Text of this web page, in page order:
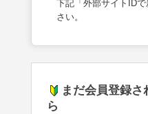
下記「外部サイトID
さい。
まだ会員登録
ら